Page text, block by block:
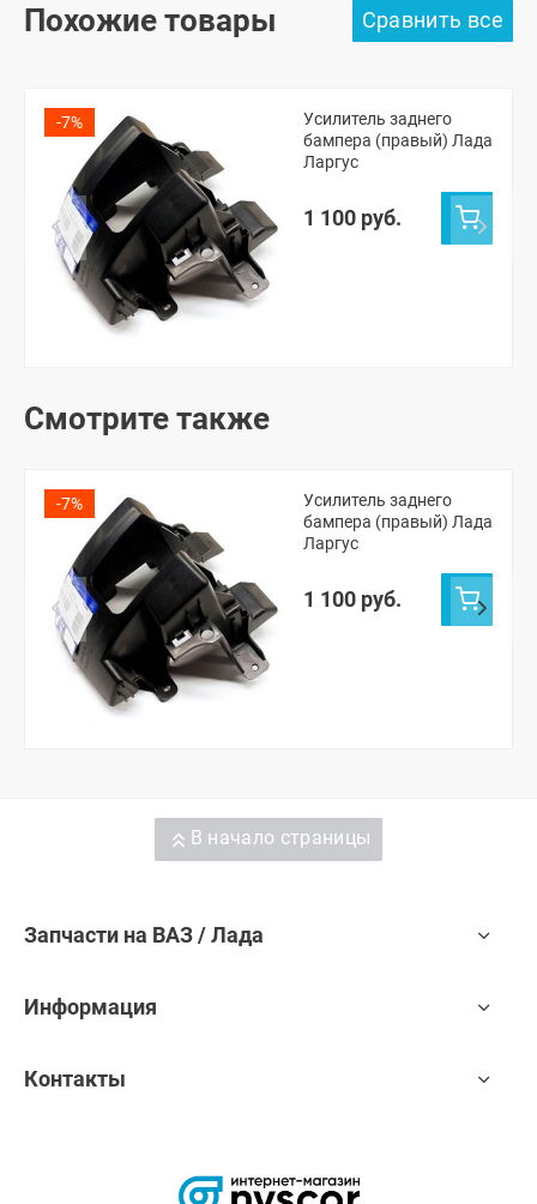
Похожие товары
-7%
Усилитель заднего
бампера (правый) Лада
Ларгус
1 100 руб.
Смотрите также
-7%
Усилитель заднего
бампера (правый) Лада
Ларгус
1 100 руб.
В начало страницы
Запчасти на ВАЗ / Лада
Информация
Контакты